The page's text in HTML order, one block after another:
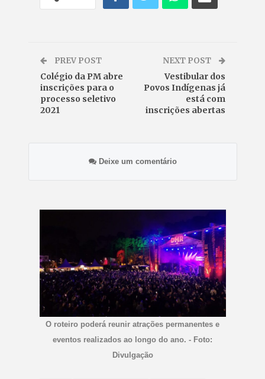
PREV POST
Colégio da PM abre
inscrições para o
processo seletivo
2021
NEXT POST
Vestibular dos
Povos Indígenas já
está com
inscrições abertas
Deixe um comentário
O roteiro poderá reunir atrações permanentes e
eventos realizados ao longo do ano. - Foto:
Divulgação